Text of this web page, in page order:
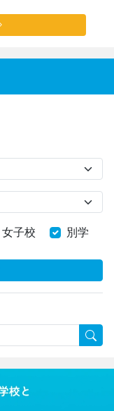
女子校 別学